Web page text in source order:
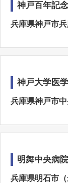
神戸百年記
兵庫県神戸市
神戸大学医
兵庫県神戸市
明舞中央病院
兵庫県明石市